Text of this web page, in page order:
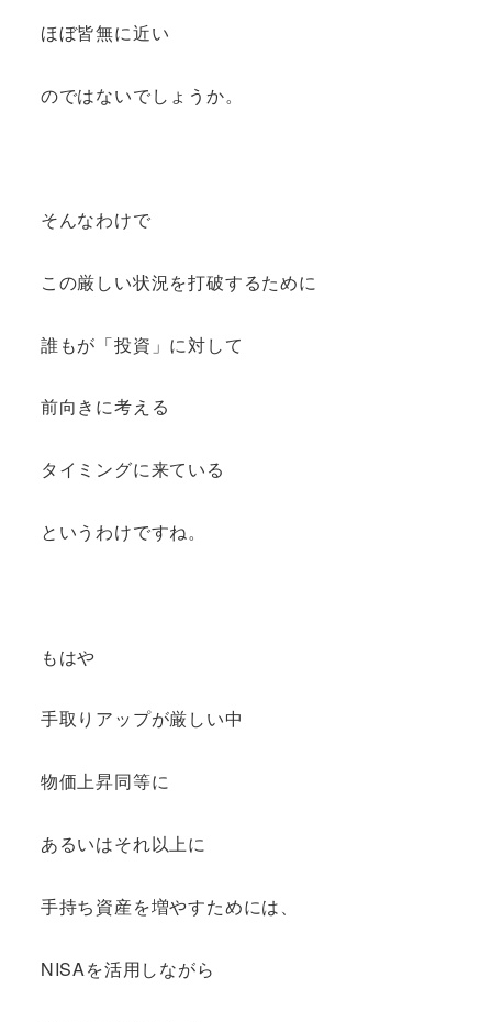
ほぼ皆無に近い
のではないでしょうか。
そんなわけで
この厳しい状況を打破するために
誰もが「投資」に対して
前向きに考える
タイミングに来ている
というわけですね。
もはや
手取りアップが厳しい中
物価上昇同等に
あるいはそれ以上に
手持ち資産を増やすためには、
NISAを活用しながら